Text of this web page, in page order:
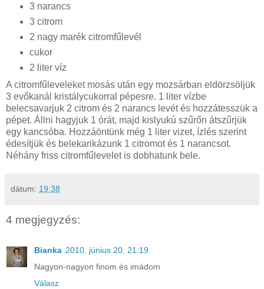
3 narancs
3 citrom
2 nagy marék citromfűlevél
cukor
2 liter víz
A citromfűleveleket mosás után egy mozsárban eldörzsöljük
3 evőkanál kristálycukorral pépesre. 1 liter vízbe
belecsavarjuk 2 citrom és 2 narancs levét és hozzátesszük a
pépet. Állni hagyjuk 1 órát, majd kislyukú szűrőn átszűrjük
egy kancsóba. Hozzáöntünk még 1 liter vizet, ízlés szerint
édesítjük és belekarikázunk 1 citromot és 1 narancsot.
Néhány friss citromfűlevelet is dobhatunk bele.
dátum: 19:38
4 megjegyzés:
Bianka 2010. június 20. 21:19
Nagyon-nagyon finom és imádom
Válasz